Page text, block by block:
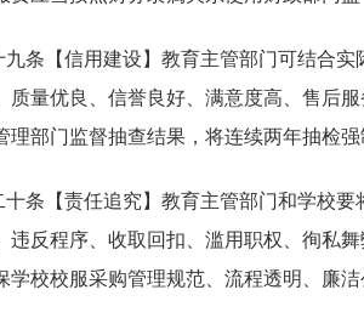
九条【信用建设】教育主管部门可结合实
质量优良、信誉良好、满意度高、售后
理部门监督抽查结果，将连续两年抽检
十条【责任追究】教育主管部门和学校
违反程序、收取回扣、滥用职权、徇私
学校校服采购管理规范、流程透明、廉